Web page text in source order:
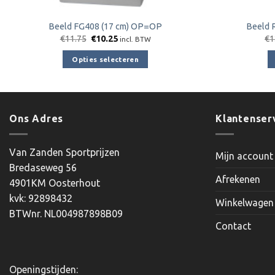
Beeld FG408 (17 cm) OP=OP
€11.75 Oorspronkelijke
€11.75.
€10.25Huidige
is:
€10.25.
incl. BTW
Opties selecteren
optie
op
Beeld
€
Ons Adres
Van Zanden Sportprijzen
Bredaseweg 56
4901KM Oosterhout
kvk: 92898432
BTWnr. NL004987898B09
Openingstijden:
Mijn account
Afrekenen
Winkelwagen
Contact